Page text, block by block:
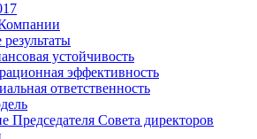
устойчивость
эффективность
ответственность
Председателя Совета директоров